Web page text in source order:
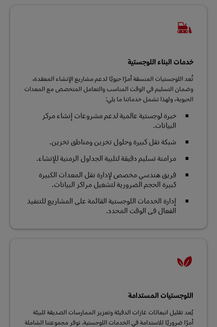
خدمات البناء اللوجستية
تُعد اللوجستيات المنسقة أمرًا حيويًا لدعم مشاريع الإنشاء المعقدة،
وضمان التسليم في الوقت المناسب والتعامل المتخصص مع المعدات
الحيوية، ولهذا تشمل خدماتنا ما يلي:
خبرة لوجستية عالمية لدعم مشروعات إنشاء مركز
البيانات.
شبكة نقل كبيرة وحلول تخزين ومناطق تخزين.
مزامنة تسليم دقيقة لتلبية الجداول الزمنية للإنشاء.
فريق هندسي مخصص لإدارة نقل المعدات الكبيرة
كبيرة الحجم الضرورية لتشغيل مراكز البيانات.
إدارة الخدمات اللوجستية القائمة على المشاريع للتنفيذ
الفعال في الوقت المحدد.
اللوجستيات المستدامة
يُعد تقليل انبعاثات غازات الدفيئة وتعزيز الممارسات الصديقة للبيئة
أمرًا ضروريًا للاستدامة في الخدمات اللوجستية. توفر مجموعتنا الشاملة